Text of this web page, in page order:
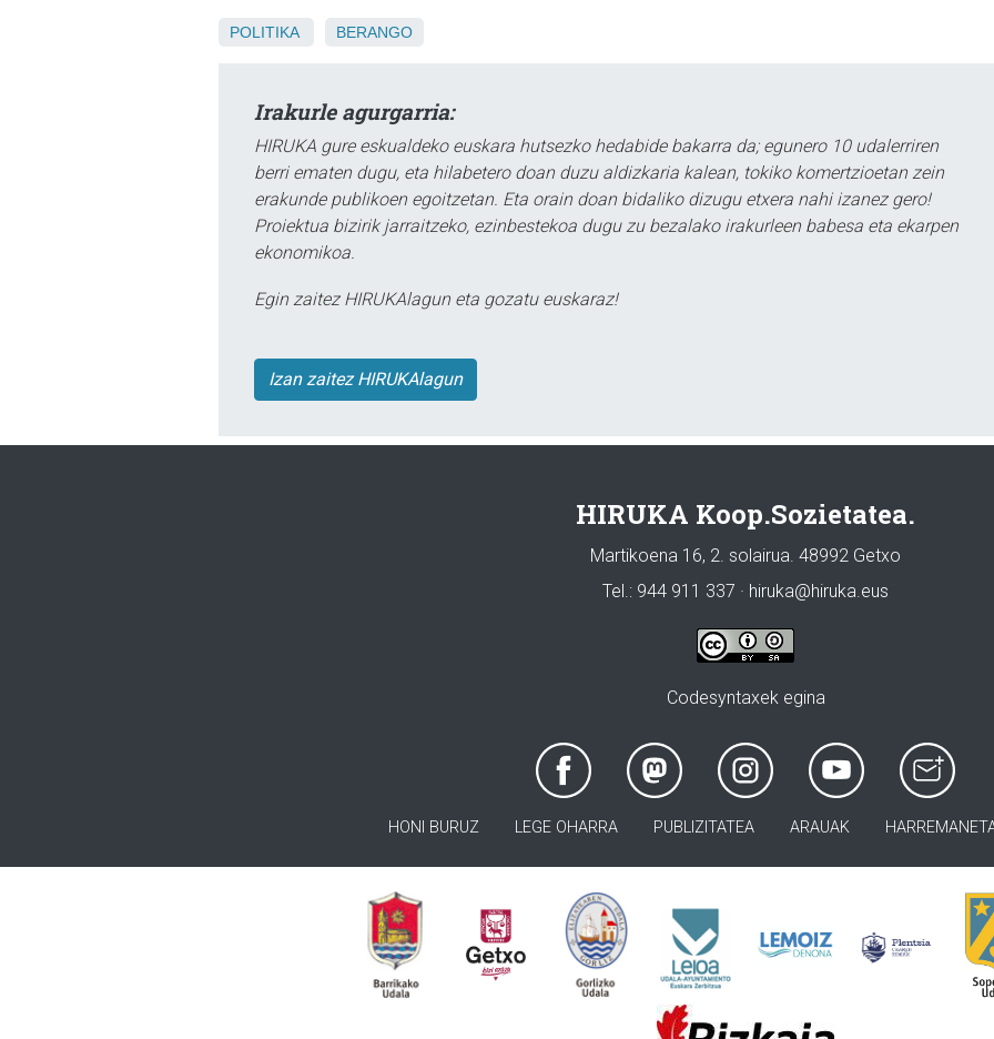
POLITIKA BERANGO
Irakurle agurgarria:
HIRUKA gure eskualdeko euskara hutsezko hedabide bakarra da; egunero 10 udalerriren
berri ematen dugu, eta hilabetero doan duzu aldizkaria kalean, tokiko komertzioetan zein
erakunde publikoen egoitzetan. Eta orain doan bidaliko dizugu etxera nahi izanez gero!
Proiektua bizirik jarraitzeko, ezinbestekoa dugu zu bezalako irakurleen babesa eta ekarpen
ekonomikoa.
Egin zaitez HIRUKAlagun eta gozatu euskaraz!
Izan zaitez HIRUKAlagun
HIRUKA Koop.Sozietatea.
Martikoena 16, 2. solairua. 48992 Getxo
Tel.: 944 911 337 · hiruka@hiruka.eus
Codesyntaxek egina
HONI BURUZ LEGE OHARRA PUBLIZITATEA ARAUAK